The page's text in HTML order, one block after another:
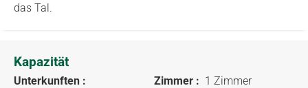
das Tal.
Kapazität
Unterkunften :
Zimmer : 1 Zimmer